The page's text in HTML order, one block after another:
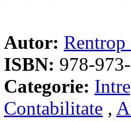
Autor:
ISBN: 978-
Categorie:
Contabilitate ,